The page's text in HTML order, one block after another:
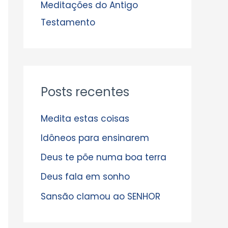
Meditações do Antigo
Testamento
Posts recentes
Medita estas coisas
Idôneos para ensinarem
Deus te põe numa boa terra
Deus fala em sonho
Sansão clamou ao SENHOR
s